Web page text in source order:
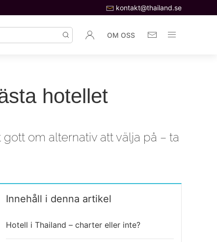
kontakt@thailand.se
OM OSS
hotellet
om alternativ att välja på – ta
Innehåll i denna artikel
Hotell i Thailand – charter eller inte?